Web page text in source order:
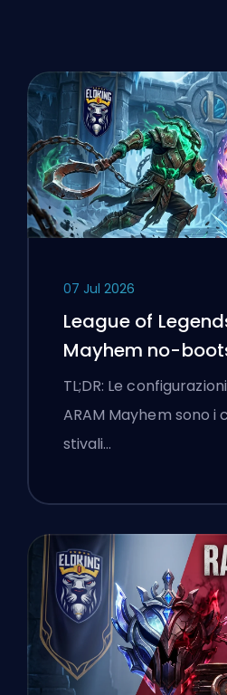
07 Jul 2026
League of
Mayhem no-
TL;DR: Le
ARAM Mayhem sono i
stivali…